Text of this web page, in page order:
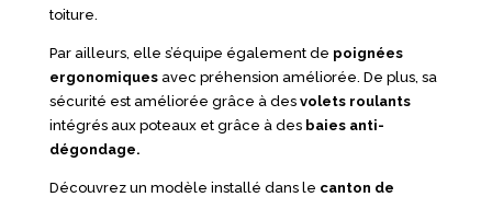
toiture.
Par ailleurs, elle s’équipe également de poignées
ergonomiquesavec préhension améliorée. De plus, sa
sécurité est améliorée grâce à des volets roulants
intégrés aux poteaux et grâce à des baies anti-
dégondage.
Découvrez un modèle installé dans le canton de